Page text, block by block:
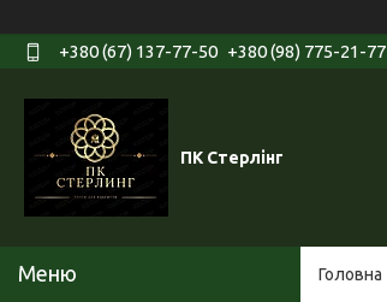
+380 (67) 137-77-50 +380 (98) 775-21-77
ПК Стерлінг
Головна